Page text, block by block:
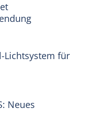
Lichtsystem für
Neues